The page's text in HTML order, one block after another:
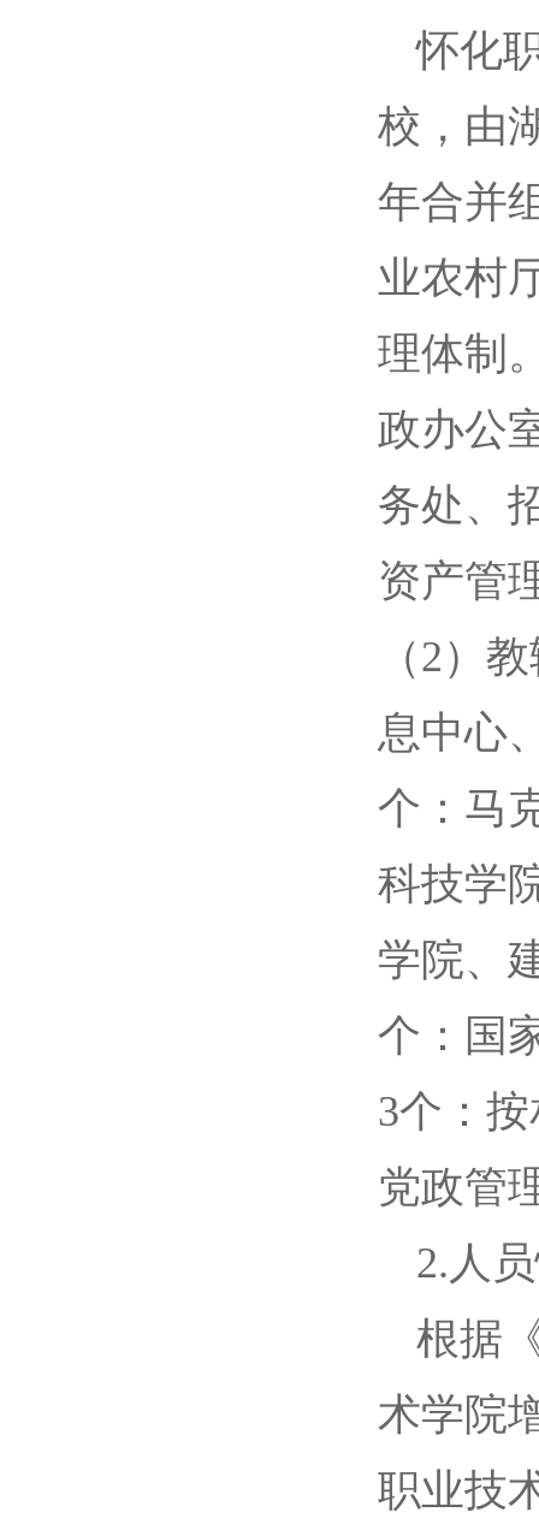
怀化
校，由
年合并
业农村
理体制
政办公
务处、
资产管
（2）
息中心
个：马
科技学
学院、
个：国
3个：
党政管
2.人
根据
术学院
职业技